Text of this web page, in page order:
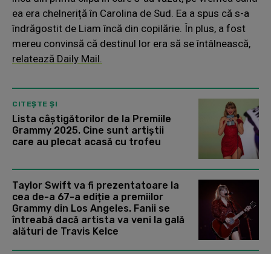
ea era chelneriță în Carolina de Sud. Ea a spus că s-a
îndrăgostit de Liam încă din copilărie. În plus, a fost
mereu convinsă că destinul lor era să se întâlnească,
relatează Daily Mail.
CITEȘTE ȘI
Lista câștigătorilor de la Premiile
Grammy 2025. Cine sunt artiștii
care au plecat acasă cu trofeu
Taylor Swift va fi prezentatoare la
cea de-a 67-a ediție a premiilor
Grammy din Los Angeles. Fanii se
întreabă dacă artista va veni la gală
alături de Travis Kelce